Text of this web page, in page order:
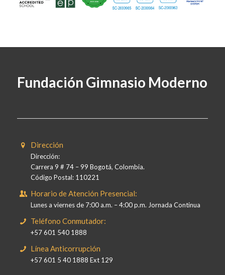
Fundación Gimnasio Moderno
Dirección
Dirección:
Carrera 9 # 74 – 99 Bogotá, Colombia.
Código Postal: 110221
Horario de Atención Presencial:
Lunes a viernes de 7:00 a.m. – 4:00 p.m. Jornada Continua
Teléfono Conmutador:
+57 601 540 1888
Línea Anticorrupción
+57 601 5 40 1888 Ext 129